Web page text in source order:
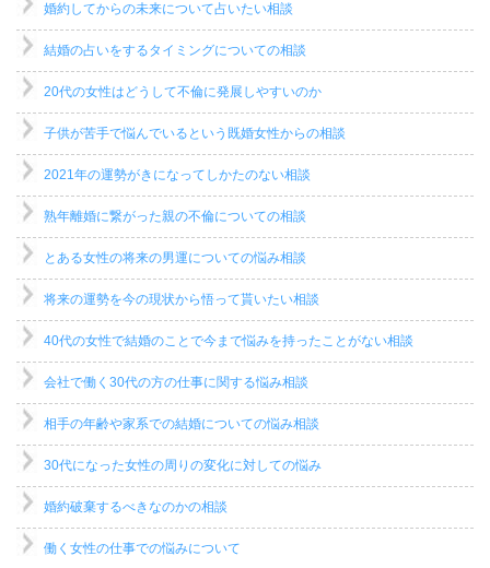
婚約してからの未来について占いたい相談
結婚の占いをするタイミングについての相談
20代の女性はどうして不倫に発展しやすいのか
子供が苦手で悩んでいるという既婚女性からの相談
2021年の運勢がきになってしかたのない相談
熟年離婚に繋がった親の不倫についての相談
とある女性の将来の男運についての悩み相談
将来の運勢を今の現状から悟って貰いたい相談
40代の女性で結婚のことで今まで悩みを持ったことがない相談
会社で働く30代の方の仕事に関する悩み相談
相手の年齢や家系での結婚についての悩み相談
30代になった女性の周りの変化に対しての悩み
婚約破棄するべきなのかの相談
働く女性の仕事での悩みについて